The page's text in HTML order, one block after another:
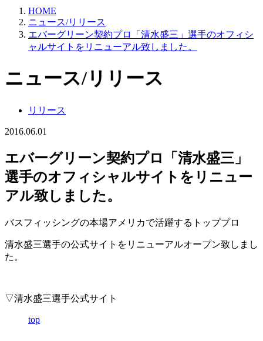
HOME
ニュース/リリース
エバーグリーン契約プロ「清水盛三」選手のオフィシ
ャルサイトをリニューアル致しました。
ニュース/リリース
リリース
2016.06.01
エバーグリーン契約プロ「清水盛三」
選手のオフィシャルサイトをリニュー
アル致しました。
バスフィッシングの本場アメリカで活躍するトッププロ
清水盛三選手の公式サイトをリニューアルオープン致しまし
た。
▽清水盛三選手公式サイト
top